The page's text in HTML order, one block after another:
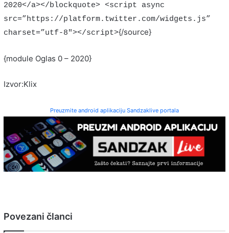
2020</a></blockquote> <script async
src=”https://platform.twitter.com/widgets.js”
charset=”utf-8″></script>{/source}
{module Oglas 0 – 2020}
Izvor:Klix
Preuzmite android aplikaciju Sandzaklive portala
Povezani članci